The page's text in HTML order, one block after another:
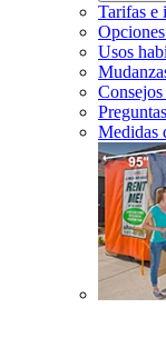
Tarifas e
Usos
Medidas